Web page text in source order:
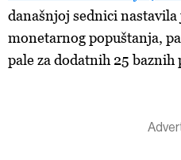
današnjoj sednici nastavila
monetarnog popuštanja,
pale za dodatnih 25 baznih